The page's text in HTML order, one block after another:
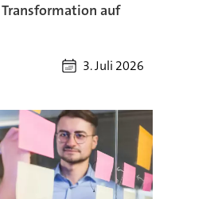
auf
3. Juli 2026